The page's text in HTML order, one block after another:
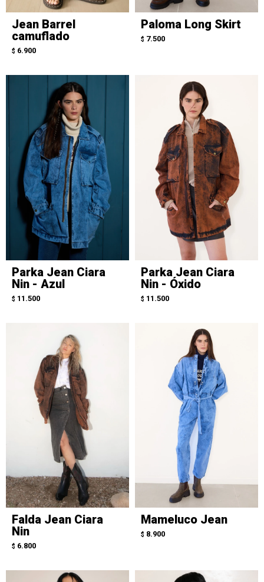
Jean Barrel
camuflado
$ 6.900
Paloma Long Skirt
$ 7.500
Parka Jean Ciara
Nin - Azul
$ 11.500
Parka Jean Ciara
Nin - Óxido
$ 11.500
Falda Jean Ciara
Nin
$ 6.800
Mameluco Jean
$ 8.900